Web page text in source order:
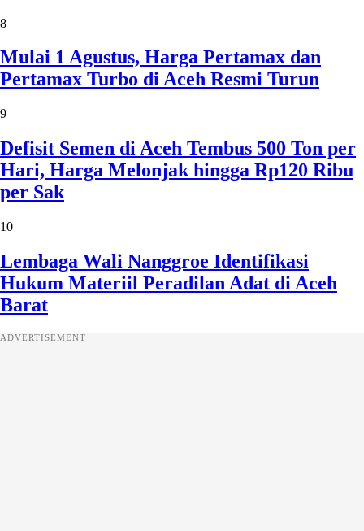
8
Mulai 1 Agustus, Harga Pertamax dan
Pertamax Turbo di Aceh Resmi Turun
9
Defisit Semen di Aceh Tembus 500 Ton per
Hari, Harga Melonjak hingga Rp120 Ribu
per Sak
10
Lembaga Wali Nanggroe Identifikasi
Hukum Materiil Peradilan Adat di Aceh
Barat
ADVERTISEMENT